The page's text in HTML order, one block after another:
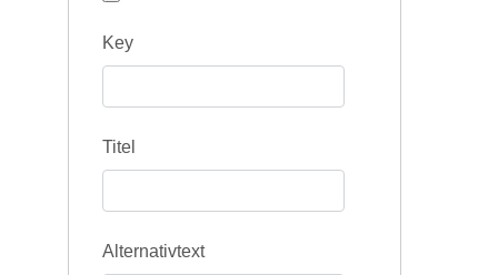
Key
Titel
Alternativtext